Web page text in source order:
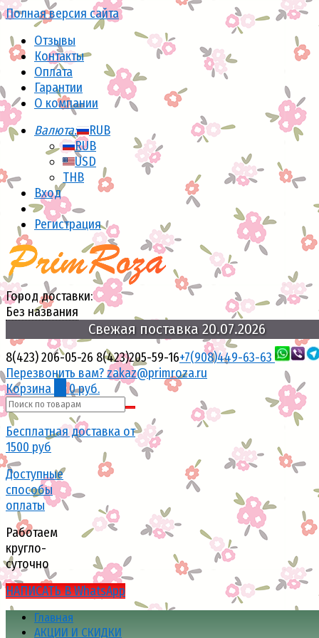
Полная версия сайта
Отзывы
Контакты
Оплата
Гарантии
О компании
Валюта:
RUB
RUB
USD
THB
Вход
Регистрация
Город доставки:
Без названия
Свежая поставка 20.07.2026
8(423) 206-05-26 8(423)205-59-16+7(908)449-63-63
Перезвонить вам?zakaz@primroza.ru
Корзина
0 руб.
Бесплатная доставка от
1500 руб
Доступные
способы
оплаты
Работаем
кругло-
суточно
НАПИСАТЬ В WhatsApp
Главная
АКЦИИ И СКИДКИ